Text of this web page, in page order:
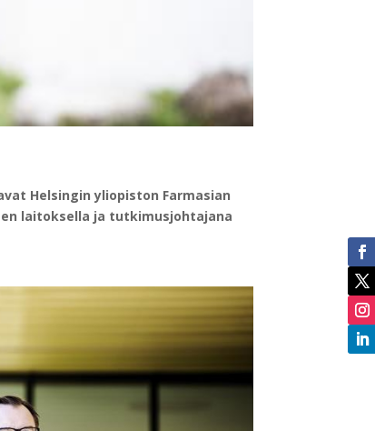
Helsingin yliopiston Farmasian
laitoksella ja tutkimusjohtajana